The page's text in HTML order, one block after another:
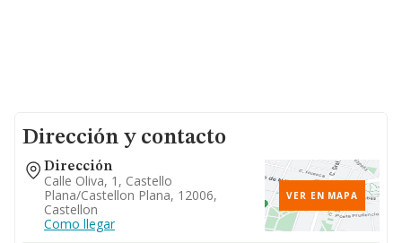
Dirección y contacto
Dirección
Calle Oliva, 1, Castello
Plana/castellon Plana, 12006,
Castellon
Como llegar
VER EN MAPA